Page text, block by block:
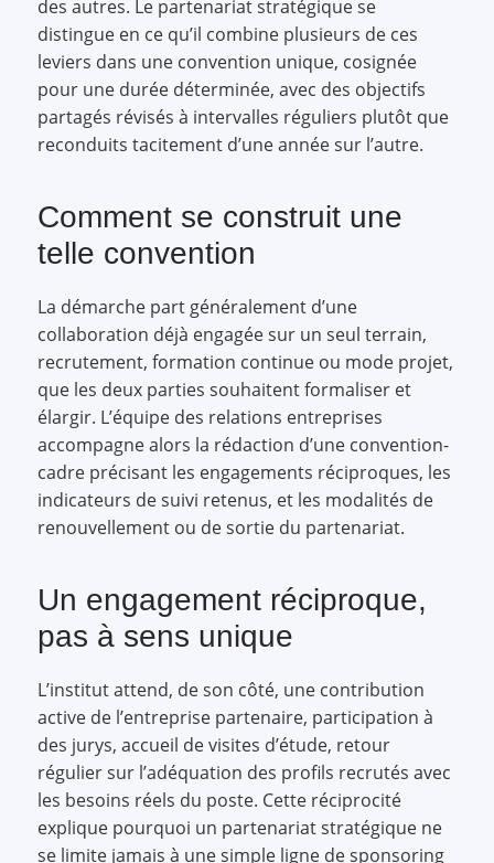
des autres. Le partenariat stratégique se
distingue en ce qu’il combine plusieurs de ces
leviers dans une convention unique, cosignée
pour une durée déterminée, avec des objectifs
partagés révisés à intervalles réguliers plutôt que
reconduits tacitement d’une année sur l’autre.
Comment se construit une
telle convention
La démarche part généralement d’une
collaboration déjà engagée sur un seul terrain,
recrutement, formation continue ou mode projet,
que les deux parties souhaitent formaliser et
élargir. L’équipe des relations entreprises
accompagne alors la rédaction d’une convention-
cadre précisant les engagements réciproques, les
indicateurs de suivi retenus, et les modalités de
renouvellement ou de sortie du partenariat.
Un engagement réciproque,
pas à sens unique
L’institut attend, de son côté, une contribution
active de l’entreprise partenaire, participation à
des jurys, accueil de visites d’étude, retour
régulier sur l’adéquation des profils recrutés avec
les besoins réels du poste. Cette réciprocité
explique pourquoi un partenariat stratégique ne
se limite jamais à une simple ligne de sponsoring